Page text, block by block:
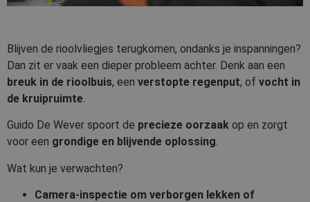
Blijven de rioolvliegjes terugkomen, ondanks je inspanningen?
Dan zit er vaak een dieper probleem achter. Denk aan een
breuk in de rioolbuis, een verstopte regenput, of vocht in
de kruipruimte
Guido De Wever spoort de precieze oorzaak op en zorgt
voor een grondige en blijvende oplossing.
Wat kun je verwachten?
Camera-inspectie om verborgen lekken of